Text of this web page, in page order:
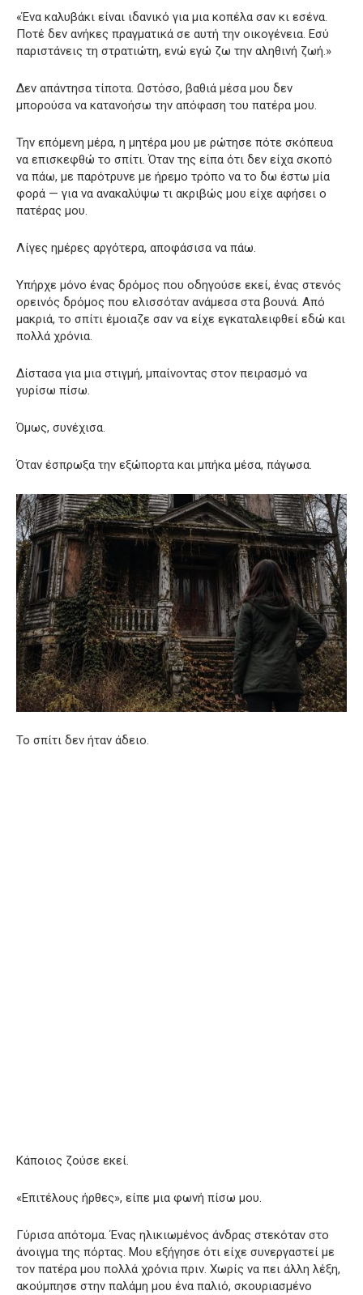
«Ένα καλυβάκι είναι ιδανικό για μια κοπέλα σαν κι εσένα.
Ποτέ δεν ανήκες πραγματικά σε αυτή την οικογένεια. Εσύ
παριστάνεις τη στρατιώτη, ενώ εγώ ζω την αληθινή ζωή.»
Δεν απάντησα τίποτα. Ωστόσο, βαθιά μέσα μου δεν
μπορούσα να κατανοήσω την απόφαση του πατέρα μου.
Την επόμενη μέρα, η μητέρα μου με ρώτησε πότε σκόπευα
να επισκεφθώ το σπίτι. Όταν της είπα ότι δεν είχα σκοπό
να πάω, με παρότρυνε με ήρεμο τρόπο να το δω έστω μία
φορά — για να ανακαλύψω τι ακριβώς μου είχε αφήσει ο
πατέρας μου.
Λίγες ημέρες αργότερα, αποφάσισα να πάω.
Υπήρχε μόνο ένας δρόμος που οδηγούσε εκεί, ένας στενός
ορεινός δρόμος που ελισσόταν ανάμεσα στα βουνά. Από
μακριά, το σπίτι έμοιαζε σαν να είχε εγκαταλειφθεί εδώ και
πολλά χρόνια.
Δίστασα για μια στιγμή, μπαίνοντας στον πειρασμό να
γυρίσω πίσω.
Όμως, συνέχισα.
Όταν έσπρωξα την εξώπορτα και μπήκα μέσα, πάγωσα.
Το σπίτι δεν ήταν άδειο.
Κάποιος ζούσε εκεί.
«Επιτέλους ήρθες», είπε μια φωνή πίσω μου.
Γύρισα απότομα. Ένας ηλικιωμένος άνδρας στεκόταν στο
άνοιγμα της πόρτας. Μου εξήγησε ότι είχε συνεργαστεί με
τον πατέρα μου πολλά χρόνια πριν. Χωρίς να πει άλλη λέξη,
ακούμπησε στην παλάμη μου ένα παλιό, σκουριασμένο